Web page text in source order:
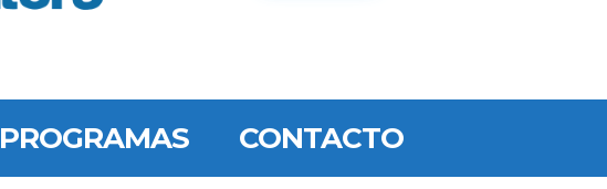
PROGRAMAS CONTACTO